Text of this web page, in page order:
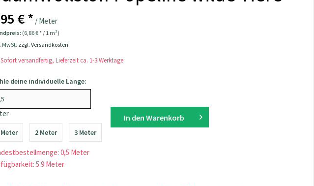
€ * / Meter
(6,86 € * / 1 m²)
MwSt. zzgl. Versandkosten
Sofort versandfertig, Lieferzeit ca. 1-3 Werktage
deine individuelle Länge:
2 Meter 3 Meter
0,5 Meter
5.9 Meter
In den Warenkorb